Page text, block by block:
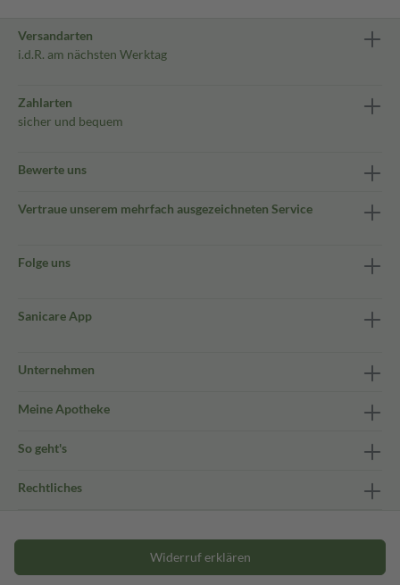
Versandarten
i.d.R. am nächsten Werktag
Zahlarten
sicher und bequem
Bewerte uns
Vertraue unserem mehrfach ausgezeichneten Service
Folge uns
Sanicare App
Unternehmen
Meine Apotheke
So geht's
Rechtliches
Widerruf erklären